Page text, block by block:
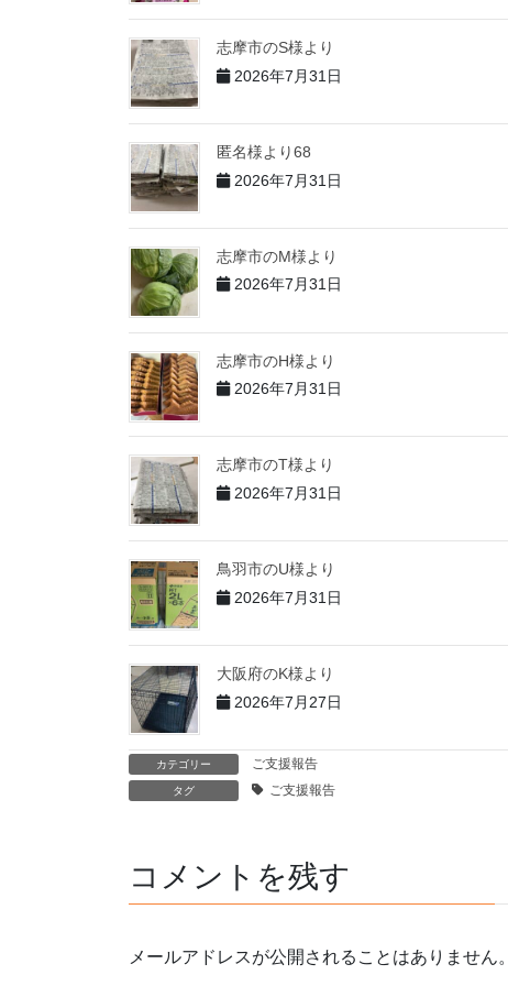
志摩市のS様より
2026年7月31日
匿名様より68
2026年7月31日
志摩市のM様より
2026年7月31日
志摩市のH様より
2026年7月31日
志摩市のT様より
2026年7月31日
鳥羽市のU様より
2026年7月31日
大阪府のK様より
2026年7月27日
カテゴリー ご支援報告
タグ ご支援報告
コメントを残す
メールアドレスが公開されることはありません。